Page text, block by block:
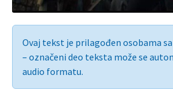
Ovaj tekst je prilagođen osobama
– označeni deo teksta može se
audio formatu.